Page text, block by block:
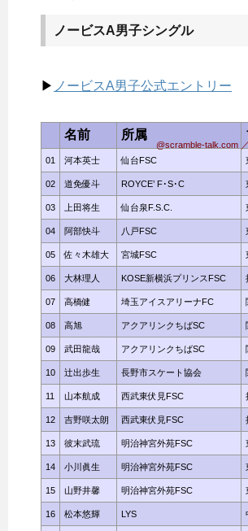
ノービスA男子シングル
▶ ノービスA男子公式エントリー
@scramble-talk.com
名前 所属
01 河本英士 仙台FSC
02 道免優斗 ROYCE’ F･S･C
03 上田将生 仙台泉F.S.C.
04 阿部快斗 八戸FSC
05 佐々木雄大 宮城FSC
06 大林理人 KOSE新横浜プリンスFSC
07 高橋健 埼玉アイスアリーナFC
08 高旭 アクアリンクちばSC
09 武田龍哉 アクアリンクちばSC
10 辻出歩生 長野市スケート協会
11 山本航成 西武東伏見FSC
12 吉野咲太朗 西武東伏見FSC
13 彼末武琉 明治神宮外苑FSC
14 小川眞生 明治神宮外苑FSC
15 山野井馨 明治神宮外苑FSC
16 松本悠輝 LYS